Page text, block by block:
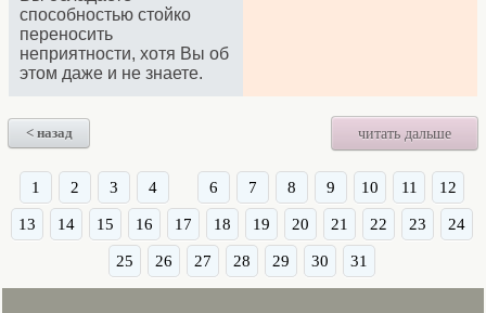
способностью стойко
переносить
неприятности, хотя Вы об
этом даже и не знаете.
< назад читать дальше
1 2 3 4 6 7 8 9 10 11 12
13 14 15 16 17 18 19 20 21 22 23 24
25 26 27 28 29 30 31